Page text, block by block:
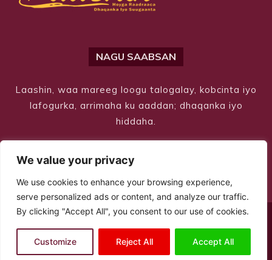
We value your privacy
We use cookies to enhance your browsing experience,
serve personalized ads or content, and analyze our traffic.
By clicking "Accept All", you consent to our use of cookies.
Customize Reject All Accept All
NAGU SAABSAN
Laashin, waa mareeg loogu talogalay, kobcinta iyo
lafogurka, arrimaha ku aaddan; dhaqanka iyo
hiddaha.
© Copyright 2026 – Laashin. All Rights Reserved
Site Designed byILEYS INC.